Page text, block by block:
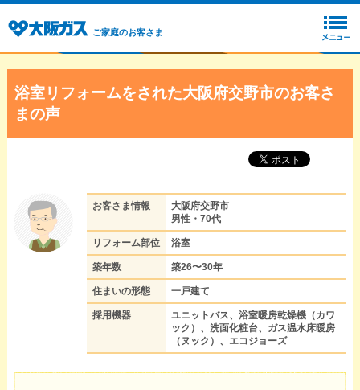
ご家庭のお客さま
浴室リフォームをされた大阪府交野市のお客さ
まの声
お客さま情報
大阪府交野市
男性・70代
リフォーム部位 浴室
築年数 築26〜30年
住まいの形態 一戸建て
採用機器
ユニットバス、浴室暖房乾燥機（カワ
ック）、洗面化粧台、ガス温水床暖房
（ヌック）、エコジョーズ